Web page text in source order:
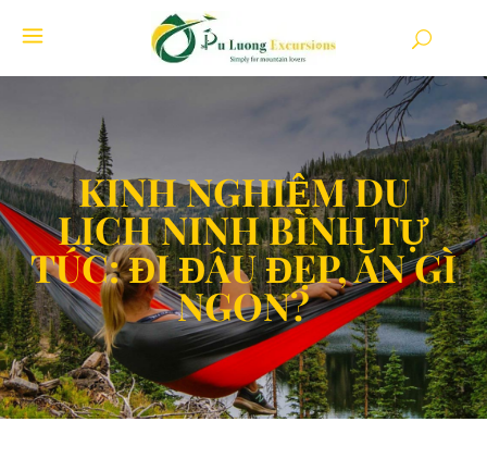
KINH NGHIỆM DU
LỊCH NINH BÌNH TỰ
TÚC: ĐI ĐÂU ĐẸP, ĂN GÌ
NGON?